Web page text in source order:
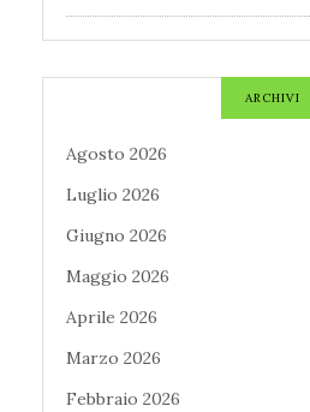
ARCHIVI
Agosto 2026
Luglio 2026
Giugno 2026
Maggio 2026
Aprile 2026
Marzo 2026
Febbraio 2026